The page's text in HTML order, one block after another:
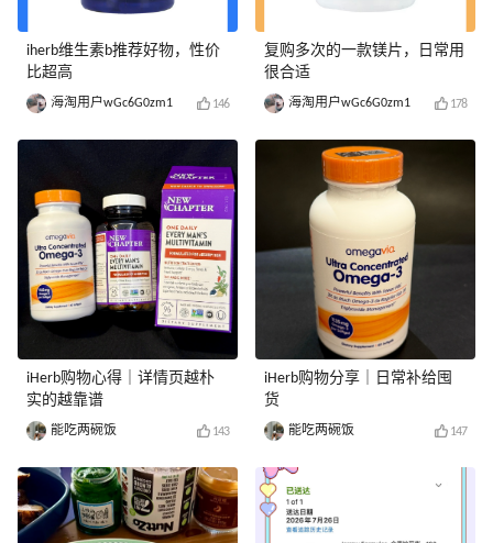
iherb维生素b推荐好物，性价
比超高
海淘用户wGc6G0zm1 146
iHerb购物心得｜详情页越朴
实的越靠谱
能吃两碗饭 143
复购多次的一款镁片，日常用
很合适
海淘用户wGc6G0zm1 178
iHerb购物分享｜日常补给囤
货
能吃两碗饭 147